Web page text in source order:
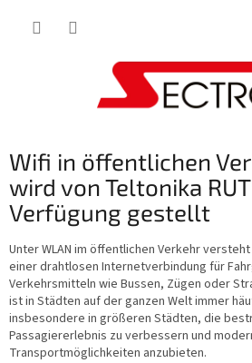
Wifi in öffentlichen
wird von Teltonika
Verfügung gestellt
Unter WLAN im öffentlichen Verkehr
einer drahtlosen Internetverbindung für
Verkehrsmitteln wie Bussen, Zügen oder
ist in Städten auf der ganzen Welt immer
insbesondere in größeren Städten, die
Passagiererlebnis zu verbessern und
Transportmöglichkeiten anzubieten.